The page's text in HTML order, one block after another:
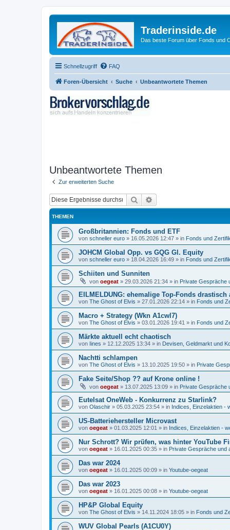
Traderinside.de
Das beste Forum über Fonds und
Schnellzugriff FAQ
Foren-Übersicht Suche Unbeantwortete Themen
Unbeantwortete Themen
Zur erweiterten Suche
Suche
THEMEN
Großbritannien: Fonds und ETF
von schneller euro » 16.05.2026 12:47 » in Fonds und
JOHCM Global Opp. vs GQG Gl. Equity
von schneller euro » 18.04.2026 16:49 » in Fonds und
Schiiten und Sunniten
von oegeat » 29.03.2026 21:34 » in Private Gespräche
EILMELDUNG: ehemalige Top-Fonds
von The Ghost of Elvis » 27.01.2026 22:14 » in Fonds und
Macro + Strategy (Wkn A1cwl7)
von The Ghost of Elvis » 03.01.2026 19:41 » in Fonds und
Märkte aktuell echt chaotisch
von Iines » 12.12.2025 13:34 » in Devisen, Geldmarkt und
Nachtti schlampen
von The Ghost of Elvis » 13.10.2025 19:50 » in Private
Fake Seite/Shop ?? auf Krone online !
von oegeat » 13.07.2025 13:09 » in Private Gespräche
Eutelsat OneWeb - Konkurrenz zu Starlink?
von Olaschir » 05.03.2025 23:54 » in Indices, Einzelaktien -
US-Batteriehersteller Microvast
von oegeat » 01.03.2025 12:01 » in Indices, Einzelaktien -
Nur Schrott? Wir prüfen, was hinter YouTube
von oegeat » 16.01.2025 00:35 » in Private Gespräche und
Das war 2024
von oegeat » 16.01.2025 00:09 » in Youtube-oegeat
Das war 2023
von oegeat » 16.01.2025 00:08 » in Youtube-oegeat
HP&P Global Equity
von The Ghost of Elvis » 14.11.2024 18:05 » in Fonds und
WUV Global Pearls (A1CU0Y)